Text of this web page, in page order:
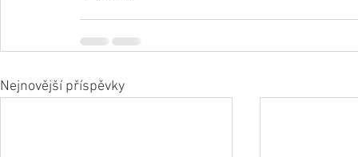
Nejnovější příspěvky